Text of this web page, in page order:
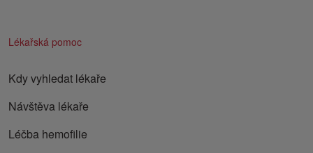
Lékařská pomoc
Kdy vyhledat lékaře
Návštěva lékaře
Léčba hemofilie